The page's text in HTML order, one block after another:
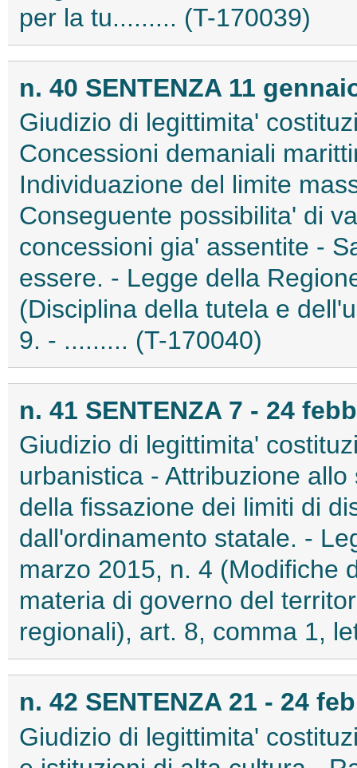
per la tu......... (T-170039)
n. 40 SENTENZA 11
Giudizio di legittimita'
Concessioni demaniali
Individuazione del limite
Conseguente possibilita' di
concessioni gia' assentite -
essere. - Legge della
(Disciplina della tutela e
9. - ......... (T-170040)
n. 41 SENTENZA 7 - 24
Giudizio di legittimita'
urbanistica - Attribuzione
della fissazione dei limiti di
dall'ordinamento statale. -
marzo 2015, n. 4 (Modifiche
materia di governo del
regionali), art. 8, comma 1,
n. 42 SENTENZA 21 - 24
Giudizio di legittimita'